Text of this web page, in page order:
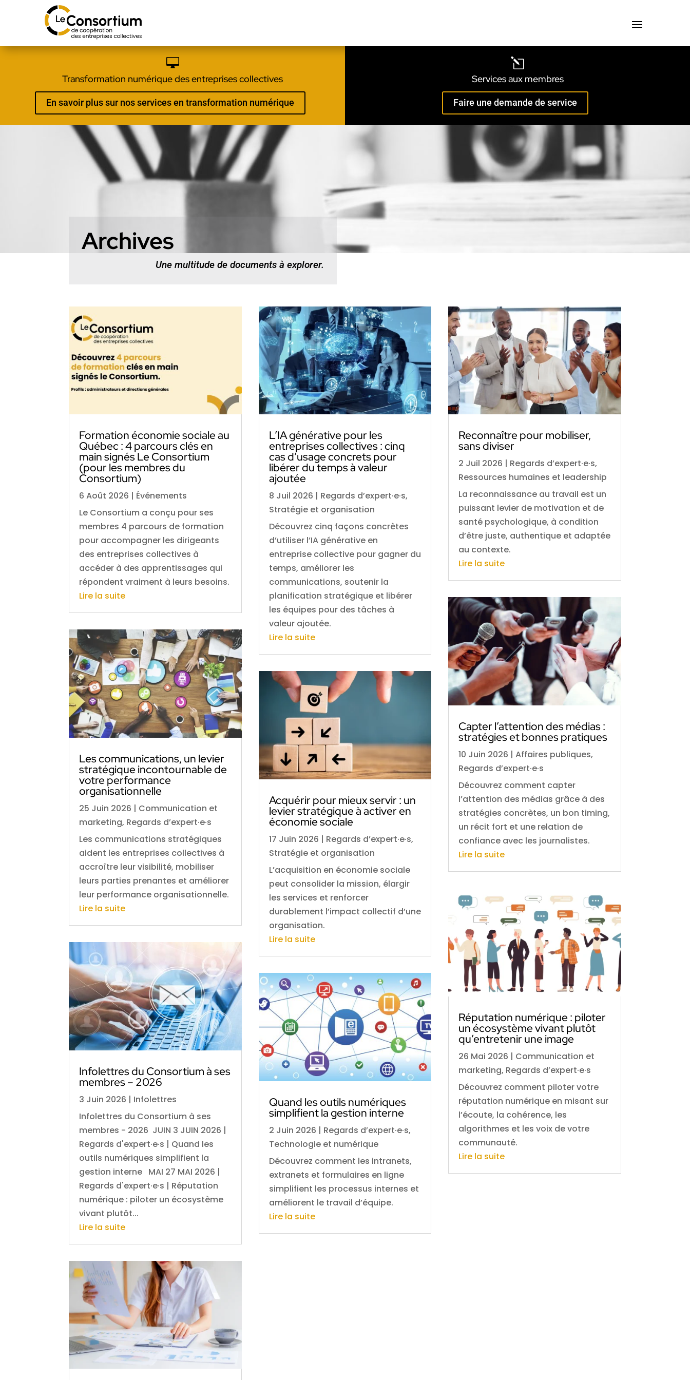

Transformation numérique des entreprises collectives
En savoir plus sur nos services en transformation numérique
l
Services aux membres
Faire une demande de service
Archives
Une multitude de documents à explorer.
Formation économie sociale au
Québec : 4 parcours clés en
main signés Le Consortium
(pour les membres du
Consortium)
6 Août 2026 | Événements
Le Consortium a conçu pour ses
membres 4 parcours de formation
pour accompagner les dirigeants
des entreprises collectives à
accéder à des apprentissages qui
répondent vraiment à leurs besoins.
Lire la suite
Les communications, un levier
stratégique incontournable de
votre performance
organisationnelle
25 Juin 2026 | Communication et
marketing, Regards d’expert·e·s
Les communications stratégiques
aident les entreprises collectives à
accroître leur visibilité, mobiliser
leurs parties prenantes et améliorer
leur performance organisationnelle.
Lire la suite
Infolettres du Consortium à ses
membres – 2026
3 Juin 2026 | Infolettres
Infolettres du Consortium à ses
membres - 2026 JUIN 3 JUIN 2026 |
Regards d'expert·e·s | Quand les
outils numériques simplifient la
gestion interne MAI 27 MAI 2026 |
Regards d'expert·e·s | Réputation
numérique : piloter un écosystème
vivant plutôt...
Lire la suite
L’IA générative pour les
entreprises collectives : cinq
cas d’usage concrets pour
libérer du temps à valeur
ajoutée
8 Juil 2026 | Regards d’expert·e·s,
Stratégie et organisation
Découvrez cinq façons concrètes
d’utiliser l’IA générative en
entreprise collective pour gagner du
temps, améliorer les
communications, soutenir la
planification stratégique et libérer
les équipes pour des tâches à
valeur ajoutée.
Lire la suite
Acquérir pour mieux servir : un
levier stratégique à activer en
économie sociale
17 Juin 2026 | Regards d’expert·e·s,
Stratégie et organisation
L’acquisition en économie sociale
peut consolider la mission, élargir
les services et renforcer
durablement l’impact collectif d’une
organisation.
Lire la suite
Quand les outils numériques
simplifient la gestion interne
2 Juin 2026 | Regards d’expert·e·s,
Technologie et numérique
Découvrez comment les intranets,
extranets et formulaires en ligne
simplifient les processus internes et
améliorent le travail d’équipe.
Lire la suite
Reconnaître pour mobiliser,
sans diviser
2 Juil 2026 | Regards d’expert·e·s,
Ressources humaines et leadership
La reconnaissance au travail est un
puissant levier de motivation et de
santé psychologique, à condition
d’être juste, authentique et adaptée
au contexte.
Lire la suite
Capter l’attention des médias :
stratégies et bonnes pratiques
10 Juin 2026 | Affaires publiques,
Regards d’expert·e·s
Découvrez comment capter
l’attention des médias grâce à des
stratégies concrètes, un bon timing,
un récit fort et une relation de
confiance avec les journalistes.
Lire la suite
Réputation numérique : piloter
un écosystème vivant plutôt
qu’entretenir une image
26 Mai 2026 | Communication et
marketing, Regards d’expert·e·s
Découvrez comment piloter votre
réputation numérique en misant sur
l’écoute, la cohérence, les
algorithmes et les voix de votre
communauté.
Lire la suite